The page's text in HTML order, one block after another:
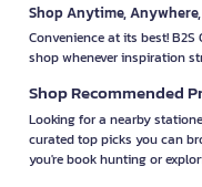
Shop Anytime,
Convenience at its best!
shop whenever inspiration
Shop Recommended
Looking for a nearby
curated top picks you can
you're book hunting or